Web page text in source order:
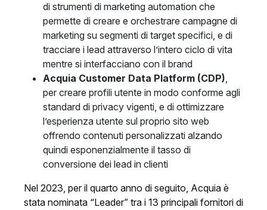
di strumenti di marketing automation che
permette di creare e orchestrare campagne di
marketing su segmenti di target specifici, e di
tracciare i lead attraverso l’intero ciclo di vita
mentre si interfacciano con il brand
Acquia Customer Data Platform (CDP),
per creare profili utente in modo conforme agli
standard di privacy vigenti, e di ottimizzare
l’esperienza utente sul proprio sito web
offrendo contenuti personalizzati alzando
quindi esponenzialmente il tasso di
conversione dei lead in clienti
Nel 2023, per il quarto anno di seguito, Acquia è
stata nominata “Leader” tra i 13 principali fornitori di